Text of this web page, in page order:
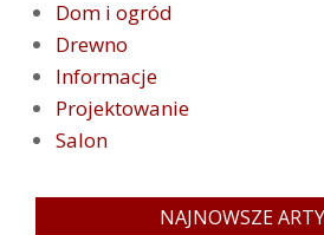
Dom i ogród
Drewno
Informacje
Projektowanie
Salon
NAJNOWSZE